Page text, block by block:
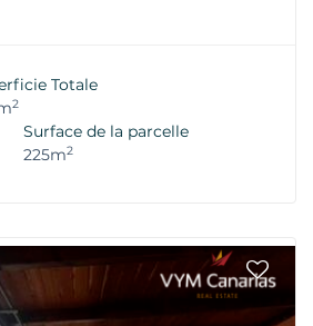
Totale
2
Surface de la parcelle
225m2